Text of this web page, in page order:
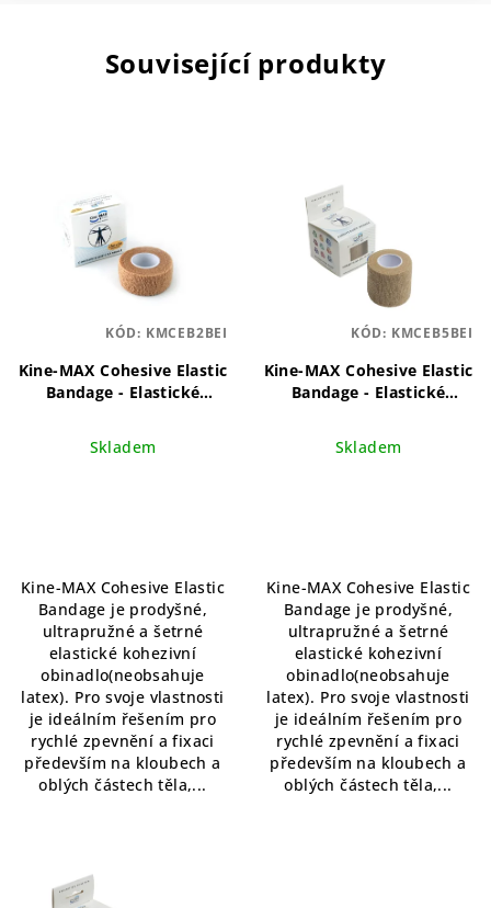
Související produkty
Kine-MAX Cohesive Elastic
Bandage - Elastické
(kohezivní) 2,5cm x 4,5m -
tělovéSamofixační
Skladem
Kine-MAX Cohesive Elastic
Bandage je prodyšné,
ultrapružné a šetrné
elastické kohezivní
obinadlo(neobsahuje
latex). Pro svoje vlastnosti
je ideálním řešením pro
rychlé zpevnění a fixaci
především na kloubech a
oblých částech těla,...
KÓD: KMCEB2BEI
Kine-MAX Cohesive Elastic
Bandage - Elastické
(kohezivní) 5cm x 4,5m -
tělovéSamofixační
Skladem
Kine-MAX Cohesive Elastic
Bandage je prodyšné,
ultrapružné a šetrné
elastické kohezivní
obinadlo(neobsahuje
latex). Pro svoje vlastnosti
je ideálním řešením pro
rychlé zpevnění a fixaci
především na kloubech a
oblých částech těla,...
KÓD: KMCEB5BEI